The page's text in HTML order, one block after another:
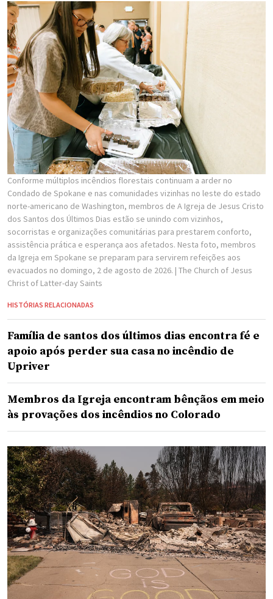
Conforme múltiplos incêndios florestais continuam a arder no
Condado de Spokane e nas comunidades vizinhas no leste do estado
norte-americano de Washington, membros de A Igreja de Jesus Cristo
dos Santos dos Últimos Dias estão se unindo com vizinhos,
socorristas e organizações comunitárias para prestarem conforto,
assistência prática e esperança aos afetados. Nesta foto, membros
da Igreja em Spokane se preparam para servirem refeições aos
evacuados no domingo, 2 de agosto de 2026. | The Church of Jesus
Christ of Latter-day Saints
HISTÓRIAS RELACIONADAS
Família de santos dos últimos dias encontra fé e
apoio após perder sua casa no incêndio de
Upriver
Membros da Igreja encontram bênçãos em meio
às provações dos incêndios no Colorado